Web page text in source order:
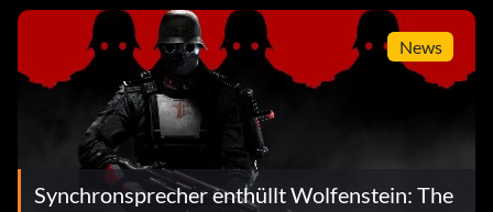
News
Synchronsprecher enthüllt Wolfenstein: The